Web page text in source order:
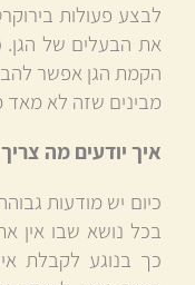
לבצע פעולות
את הבעלים של הגן.
הקמת הגן אפשר
מבינים שזה לא מאד
איך יודעים מה
כיום יש מודעות
בכל נושא שבו אין
כך בנוגע לקבלת